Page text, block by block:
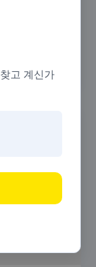
신용카드 현
카드 현금화
고 계신가